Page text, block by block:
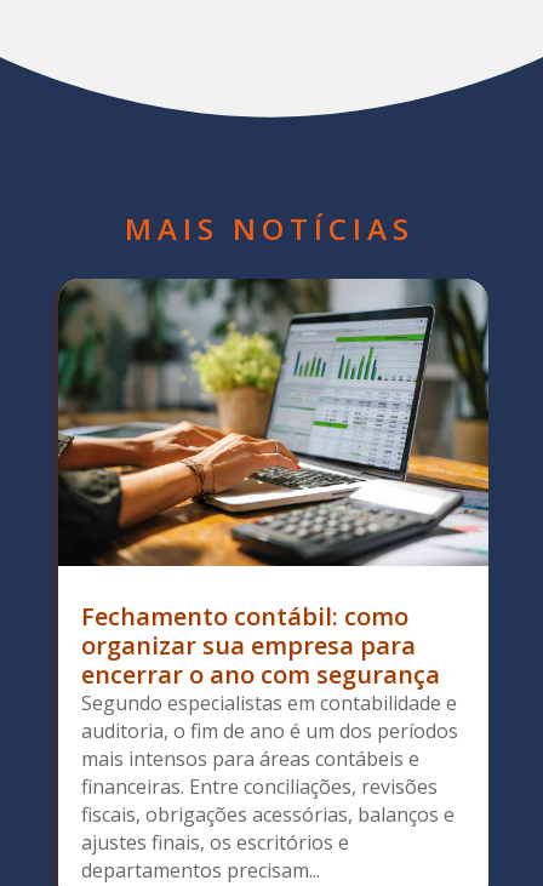
MAIS NOTÍCIAS
Fechamento contábil: como
organizar sua empresa para
encerrar o ano com segurança
Segundo especialistas em contabilidade e
auditoria, o fim de ano é um dos períodos
mais intensos para áreas contábeis e
financeiras. Entre conciliações, revisões
fiscais, obrigações acessórias, balanços e
ajustes finais, os escritórios e
departamentos precisam...